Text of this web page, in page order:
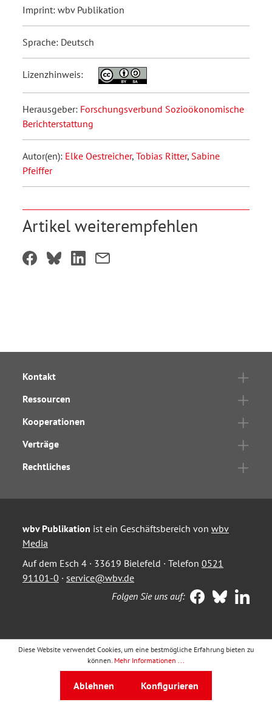
Imprint: wbv Publikation
Sprache: Deutsch
Lizenzhinweis:
Herausgeber: Forschungsverbund Sozioökonomische
Berichterstattung
Autor(en): Elke Oestreicher, Tobias Ritter, Sabine
Pfeiffer
Artikel weiterempfehlen
Kontakt
Ressourcen
Kooperationen
Verträge
Rechtliches
wbv Publikation ist ein Geschäftsbereich von wbv
Media
Auf dem Esch 4 · 33619 Bielefeld · Telefon 0521
91101-0 · service@wbv.de
Folgen Sie uns auf:
Diese Website verwendet Cookies, um eine bestmögliche Erfahrung bieten zu
können. Mehr Informationen ...
Ablehnen Konfigurieren